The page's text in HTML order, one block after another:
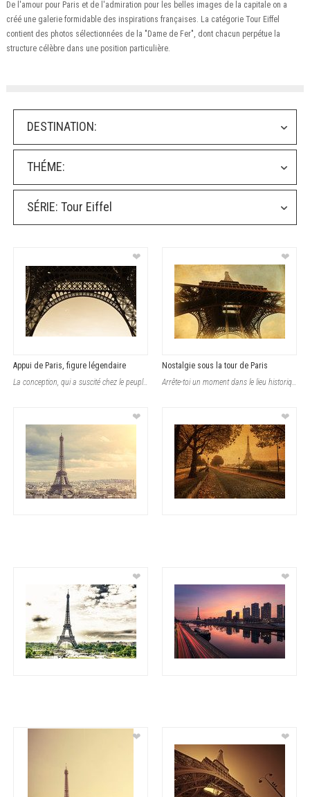
De l'amour pour Paris et de l'admiration pour les belles images de la capitale on a
créé une galerie formidable des inspirations françaises. La catégorie Tour Eiffel
contient des photos sélectionnées de la "Dame de Fer", dont chacun perpétue la
structure célèbre dans une position particulière.
DESTINATION:
THÉME:
SÉRIE: Tour Eiffel
❤
Appui de Paris, figure légendaire
La conception, qui a suscité chez le peuple beaucoup d'émotions différentes.
❤
Nostalgie sous la tour de Paris
Arrête-toi un moment dans le lieu historique, là où les symboles sont impregn
❤ ❤
❤ ❤
❤ ❤